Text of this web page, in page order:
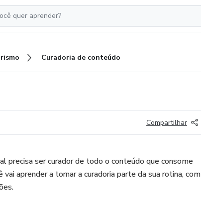
Curadoria de conteúdo
Compartilhar
precisa ser curador de todo o conteúdo que consome
aprender a tornar a curadoria parte da sua rotina, com